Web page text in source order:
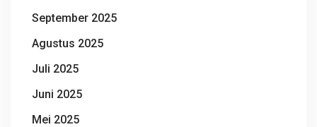
September 2025
Agustus 2025
Juli 2025
Juni 2025
Mei 2025